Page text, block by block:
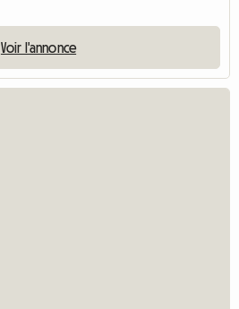
Voir l'annonce